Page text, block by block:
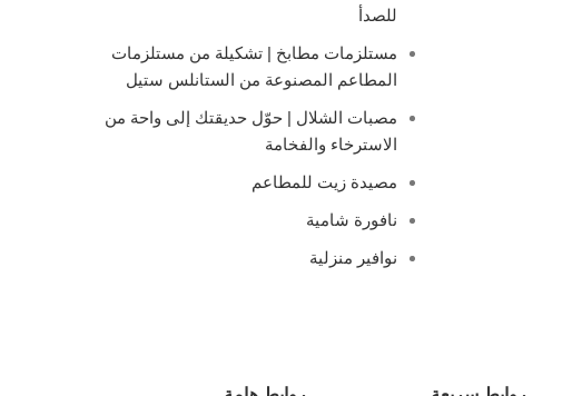
للصدأ
مستلزمات مطابخ | تشكيلة من مستلزمات
المطاعم المصنوعة من الستانلس ستيل
مصبات الشلال | حوّل حديقتك إلى واحة من
الاسترخاء والفخامة
مصيدة زيت للمطاعم
نافورة شامية
نوافير منزلية